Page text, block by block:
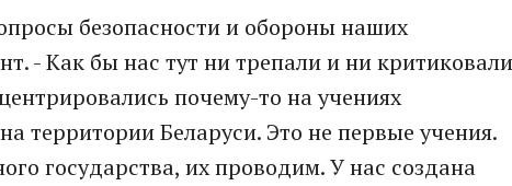
безопасности и обороны наших
- Как бы нас тут ни трепали и ни
почему-то на учениях
территории Беларуси. Это не первые учения.
государства, их проводим. У нас создана